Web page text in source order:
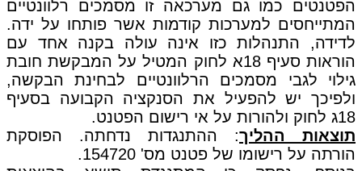
הפטנטים כמו גם מערכאה זו מסמכים רלוונטיים
המתייחסים למערכות קודמות אשר פותחו על ידה.
לדידה, התנהלות כזו אינה עולה בקנה אחד עם
הוראות סעיף 18א לחוק המטיל על המבקשת חובת
גילוי לגבי מסמכים הרלוונטיים לבחינת הבקשה,
ולפיכך יש להפעיל את הסנקציה הקבועה בסעיף
18ג לחוק ולהורות על אי רישום הפטנט.
תוצאות ההליך: ההתנגדות נדחתה. הפוסקת
הורתה על רישומו של פטנט מס' 154720.